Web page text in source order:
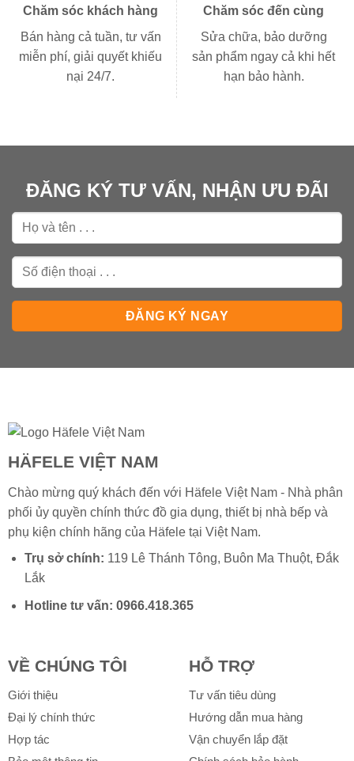
Chăm sóc khách hàng
Bán hàng cả tuần, tư vấn
miễn phí, giải quyết khiếu
nại 24/7.
Chăm sóc đến cùng
Sửa chữa, bảo dưỡng
sản phẩm ngay cả khi hết
hạn bảo hành.
ĐĂNG KÝ TƯ VẤN, NHẬN ƯU ĐÃI
HÄFELE VIỆT NAM
Chào mừng quý khách đến với Häfele Việt Nam - Nhà phân
phối ủy quyền chính thức đồ gia dụng, thiết bị nhà bếp và
phụ kiện chính hãng của Häfeletại Việt Nam.
Trụ sở chính: 119 Lê Thánh Tông, Buôn Ma Thuột, Đắk
Lắk
Hotline tư vấn: 0966.418.365
VỀ CHÚNG TÔI
Giới thiệu
Đại lý chính thức
Hợp tác
HỖ TRỢ
Tư vấn tiêu dùng
Hướng dẫn mua hàng
Vận chuyển lắp đặt